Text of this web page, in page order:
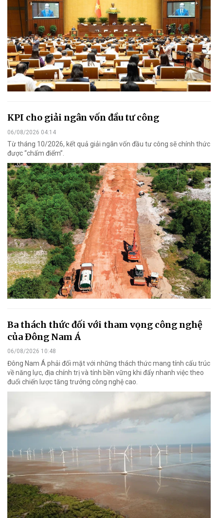
KPI cho giải ngân vốn đầu tư công
06/08/2026 04:14
Từ tháng 10/2026, kết quả giải ngân vốn đầu tư công sẽ chính thức
được “chấm điểm”.
Ba thách thức đối với tham vọng công nghệ
của Đông Nam Á
06/08/2026 10:48
Đông Nam Á phải đối mặt với những thách thức mang tính cấu trúc
về năng lực, địa chính trị và tính bền vững khi đẩy nhanh việc theo
đuổi chiến lược tăng trưởng công nghệ cao.